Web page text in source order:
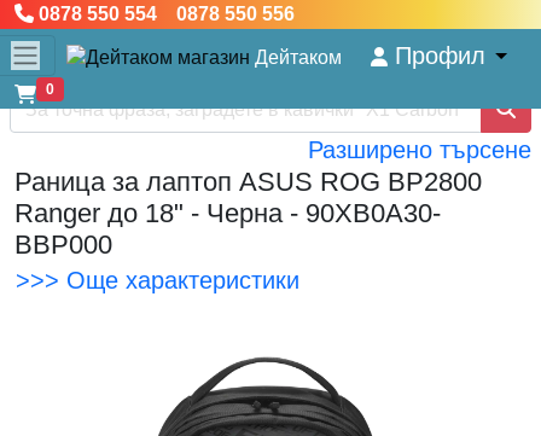
0878 550 554 0878 550 556
Дейтаком Профил
0
Разширено търсене
Раница за лаптоп ASUS ROG BP2800
Ranger до 18" - Черна - 90XB0A30-
BBP000
>>> Още характеристики